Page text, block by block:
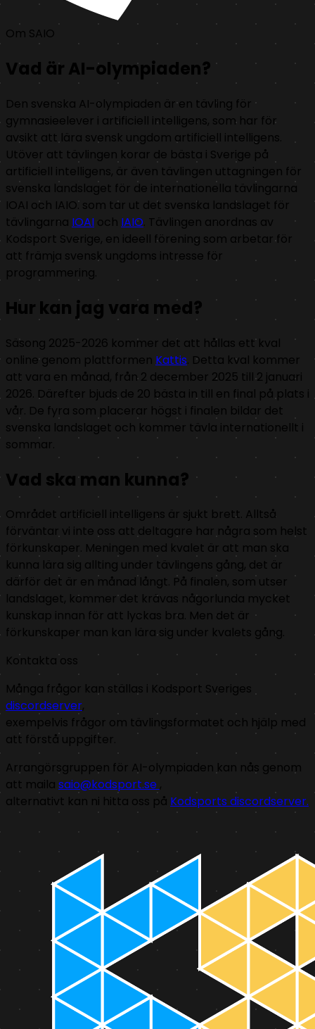
Om SAIO
Vad är AI-olympiaden?
Den svenska AI-olympiaden är en tävling för
gymnasieelever i artificiell intelligens, som har för
avsikt att lära svensk ungdom artificiell intelligens.
Utöver att tävlingen korar de bästa i Sverige på
artificiell intelligens, är även tävlingen uttagningen för
svenska landslaget för de internationella tävlingarna
IOAI och IAIO. som tar ut det svenska landslaget för
tävlingarna IOAI och IAIO . Tävlingen anordnas av
Kodsport Sverige, en ideell förening som arbetar för
att främja svensk ungdoms intresse för
programmering.
Hur kan jag vara med?
Säsong 2025-2026 kommer det att hållas ett kval
online genom plattformen Kattis . Detta kval kommer
att vara en månad, från 2 december 2025 till 2 januari
2026. Därefter bjuds de 20 bästa in till en final på plats i
vår. De fyra som placerar högst i finalen bildar det
svenska landslaget och kommer tävla internationellt i
sommar.
Vad ska man kunna?
Området artificiell intelligens är sjukt brett. Alltså
förväntar vi inte oss att deltagare har några som helst
förkunskaper. Meningen med kvalet är att man ska
kunna lära sig allting under tävlingens gång, det är
därför det är en månad långt. På finalen, som utser
landslaget, kommer det krävas någorlunda mycket
kunskap innan för att lyckas bra. Men det är
förkunskaper man kan lära sig under kvalets gång.
Kontakta oss
Många frågor kan ställas i Kodsport Sveriges
discordserver,
exempelvis frågor om tävlingsformatet och hjälp med
att förstå uppgifter.
Arrangörsgruppen för AI-olympiaden kan nås genom
att maila saio@kodsport.se ,
alternativt kan ni hitta oss på Kodsports discordserver.